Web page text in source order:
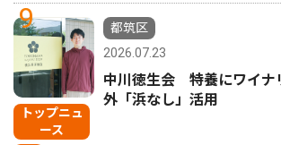
9
トップニュ
ース
都筑区
2026.07.23
中川徳生会 特養にワイ
外「浜なし」活用